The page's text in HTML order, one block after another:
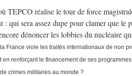
TEPCO réalise le tour de force
: qui sera assez dupe pour clamer que
dénoncer les lobbies du nucléaire
la France viole les traités internationaux de non
en renforçant le financement de ses
crimes militaires au monde ?